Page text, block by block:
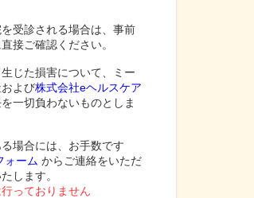
受診される場合は、事前
接ご確認ください。
じた損害について、ミー
よび株式会社eヘルスケア
一切負わないものとしま
場合には、お手数です
ォーム からご連絡をいただ
します。
っておりません